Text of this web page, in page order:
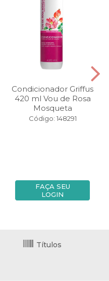
Condicionador Griffus
420 ml Vou de Rosa
Mosqueta
Código: 148291
FAÇA SEU
LOGIN
Títulos